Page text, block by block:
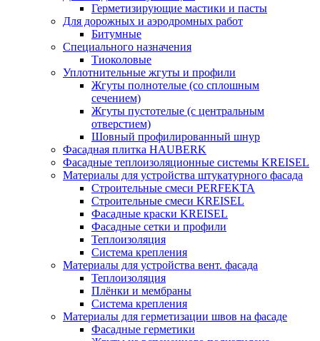
Герметизирующие мастики и пасты
Для дорожных и аэродромных работ
Битумные
Специального назначения
Тиоколовые
Уплотнительные жгуты и профили
Жгуты полнотелые (со сплошным
сечением)
Жгуты пустотелые (с центральным
отверстием)
Шовный профилированный шнур
Фасадная плитка HAUBERK
Фасадные теплоизоляционные системы KREISEL
Материалы для устройства штукатурного фасада
Строительные смеси PERFEKTA
Строительные смеси KREISEL
Фасадные краски KREISEL
Фасадные сетки и профили
Теплоизоляция
Система крепления
Материалы для устройства вент. фасада
Теплоизоляция
Плёнки и мембраны
Система крепления
Материалы для герметизации швов на фасаде
Фасадные герметики